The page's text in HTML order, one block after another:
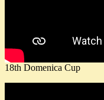
18th Domenica Cup